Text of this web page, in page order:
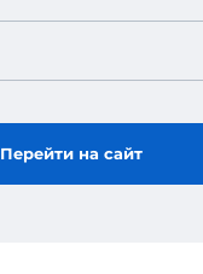
Перейти на сайт